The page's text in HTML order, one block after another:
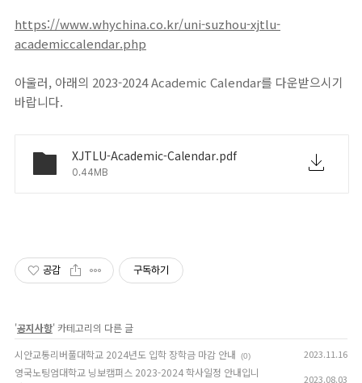
https://www.whychina.co.kr/uni-suzhou-xjtlu-
academiccalendar.php
아울러, 아래의 2023-2024 Academic Calendar를 다운받으시기
바랍니다.
XJTLU-Academic-Calendar.pdf
0.44MB
공감 구독하기
'공지사항' 카테고리의 다른 글
시안교통리버풀대학교 2024년도 입학 장학금 마감 안내
(0) 2023.11.16
영국노팅엄대학교 닝보캠퍼스 2023-2024 학사일정 안내입니
2023.08.03